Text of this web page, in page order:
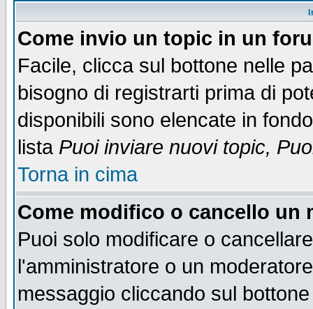
Come invio un topic in un
Facile, clicca sul bottone nelle
bisogno di registrarti prima di
disponibili sono elencate in
lista Puoi inviare nuovi topic,
Torna in cima
Come modifico o cancello un
Puoi solo modificare o
l'amministratore o un
messaggio cliccando sul